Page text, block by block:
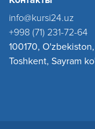
info@kursi24.uz
+998 (71) 231-72-64
100170, O'zbekiston,
Toshkent, Sayram